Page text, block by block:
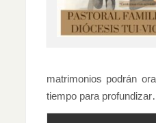
matrimonios podrán
tiempo para